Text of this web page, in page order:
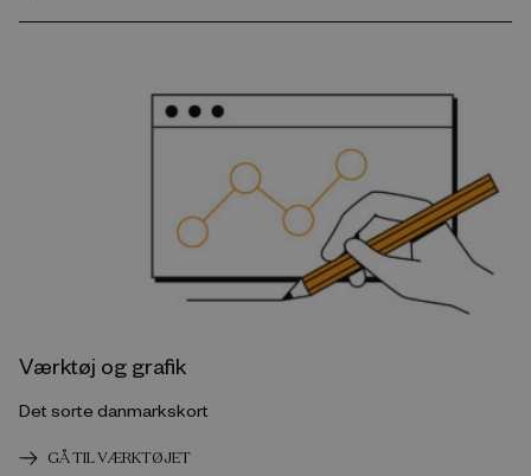
Værktøj og grafik
Det sorte danmarkskort
GÅ TIL VÆRKTØJET